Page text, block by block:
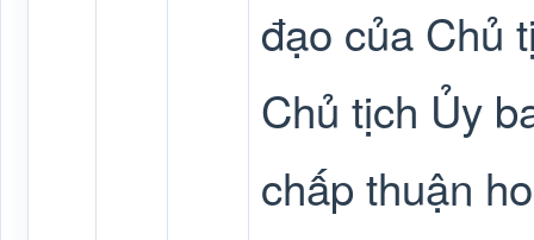
đạo của Chủ
Chủ tịch Ủy
chấp thuận